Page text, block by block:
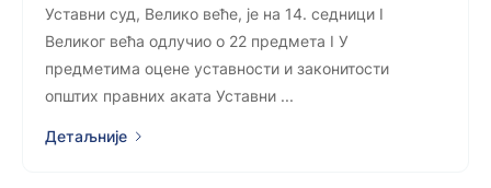
Уставни суд, Велико веће, је на 14. седници I
Великог већа одлучио о 22 предмета I У
предметима оцене уставности и законитости
општих правних аката Уставни ...
Детаљније